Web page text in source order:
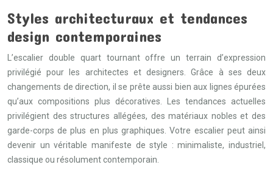
Styles architecturaux et tendances
design contemporaines
L’escalier double quart tournant offre un terrain d’expression
privilégié pour les architectes et designers. Grâce à ses deux
changements de direction, il se prête aussi bien aux lignes épurées
qu’aux compositions plus décoratives. Les tendances actuelles
privilégient des structures allégées, des matériaux nobles et des
garde-corps de plus en plus graphiques. Votre escalier peut ainsi
devenir un véritable manifeste de style : minimaliste, industriel,
classique ou résolument contemporain.